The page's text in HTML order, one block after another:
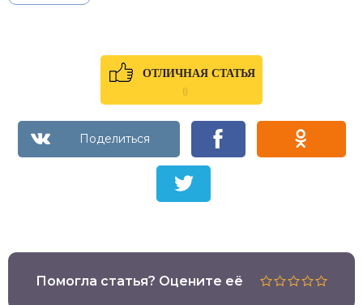
ОТЛИЧНАЯ СТАТЬЯ
0
Помогла статья? Оцените её